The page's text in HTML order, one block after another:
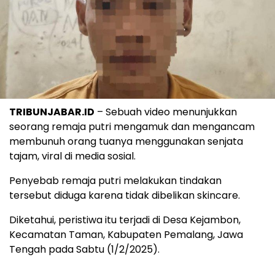
TRIBUNJABAR.ID – Sebuah video menunjukkan
seorang remaja putri mengamuk dan mengancam
membunuh orang tuanya menggunakan senjata
tajam, viral di media sosial.
Penyebab remaja putri melakukan tindakan
tersebut diduga karena tidak dibelikan skincare.
Diketahui, peristiwa itu terjadi di Desa Kejambon,
Kecamatan Taman, Kabupaten Pemalang, Jawa
Tengah pada Sabtu (1/2/2025).